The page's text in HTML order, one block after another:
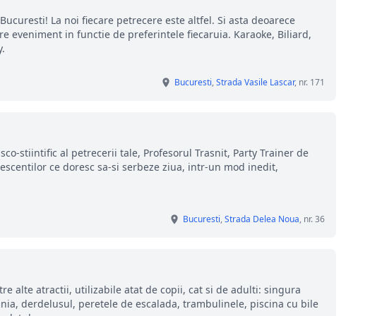
La noi fiecare petrecere este altfel. Si asta deoarece
eveniment in functie de preferintele fiecaruia. Karaoke, Biliard,
Bucuresti,Strada Vasile Lascar, nr. 171
stiintific al petrecerii tale, Profesorul Trasnit, Party Trainer de
ce doresc sa-si serbeze ziua, intr-un mod inedit,
Bucuresti,Strada Delea Noua, nr. 36
alte atractii, utilizabile atat de copii, cat si de adulti: singura
derdelusul, peretele de escalada, trambulinele, piscina cu bile